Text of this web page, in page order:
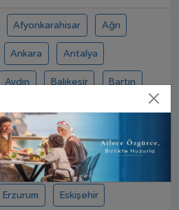
Afyonkarahisar Ağrı
Ankara Antalya
Aydın Balıkesir Bartın
Bilecik Bingöl Bitlis
Çanakkale Çankırı
Diyarbakır Düzce
Erzurum Eskişehir